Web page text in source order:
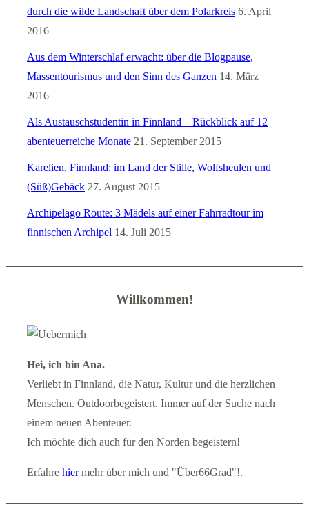
durch die wilde Landschaft über dem Polarkreis 6. April
2016
Aus dem Winterschlaf erwacht: über die Blogpause,
Massentourismus und den Sinn des Ganzen 14. März
2016
Als Austauschstudentin in Finnland – Rückblick auf 12
abenteuerreiche Monate 21. September 2015
Karelien, Finnland: im Land der Stille, Wolfsheulen und
(Süß)Gebäck 27. August 2015
Archipelago Route: 3 Mädels auf einer Fahrradtour im
finnischen Archipel 14. Juli 2015
Willkommen!
Hei, ich bin Ana.
Verliebt in Finnland, die Natur, Kultur und die herzlichen
Menschen. Outdoorbegeistert. Immer auf der Suche nach
einem neuen Abenteuer.
Ich möchte dich auch für den Norden begeistern!
Erfahre hiermehr über mich und "Über66Grad"!.